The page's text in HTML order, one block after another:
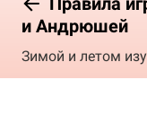
и Андрюшей
Зимой и летом